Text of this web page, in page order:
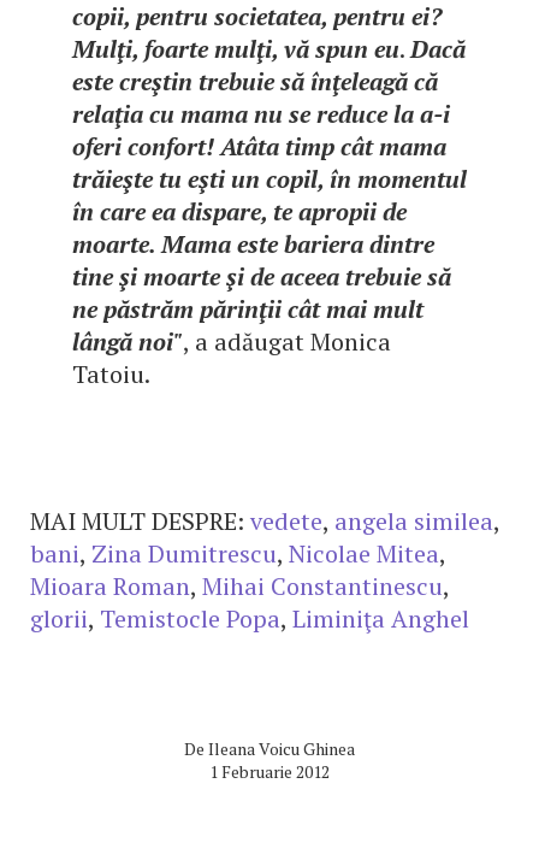
copii, pentru societatea, pentru ei?
Mulţi, foarte mulţi, vă spun eu.Dacă
este creştin trebuie să înţeleagă că
relaţia cu mama nu se reduce la a-i
oferi confort! Atâta timp cât mama
trăieşte tu eşti un copil, în momentul
în care ea dispare, te apropii de
moarte. Mama este bariera dintre
tine şi moarte şi de aceea trebuie să
ne păstrăm părinţii cât mai mult
lângă noi", a adăugat Monica
Tatoiu.
MAI MULT DESPRE: vedete, angela similea,
bani, Zina Dumitrescu, Nicolae Mitea,
Mioara Roman, Mihai Constantinescu,
glorii, Temistocle Popa, Liminiţa Anghel
De Ileana Voicu Ghinea
1 Februarie 2012